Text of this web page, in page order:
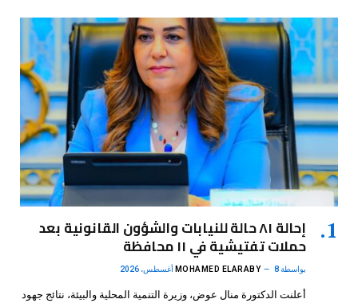
إحالة ٨١ حالة للنيابات والشؤون القانونية بعد
حملات تفتيشية في ١١ محافظة
بواسطة MOHAMED ELARABY 8 أغسطس، 2026
أعلنت الدكتورة منال عوض، وزيرة التنمية المحلية والبيئة، نتائج جهود